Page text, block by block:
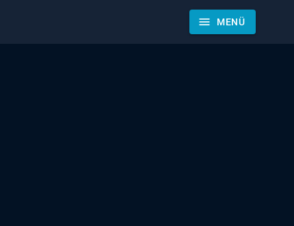
menu MENÜ